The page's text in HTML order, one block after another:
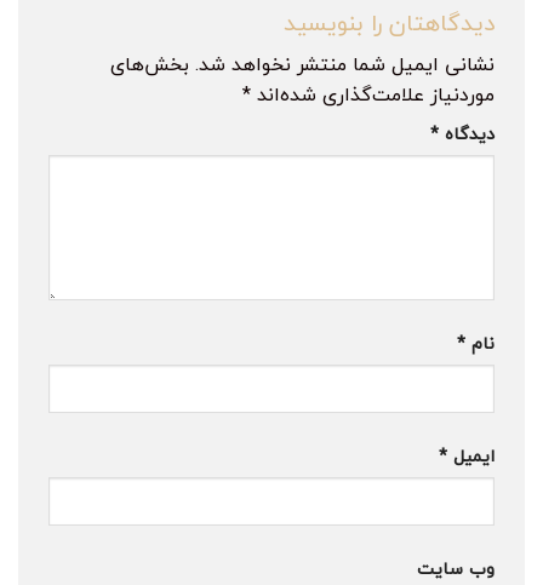
دیدگاهتان را بنویسید
نشانی ایمیل شما منتشر نخواهد شد. بخش‌های
موردنیاز علامت‌گذاری شده‌اند*
دیدگاه *
نام *
ایمیل *
وب‌ سایت